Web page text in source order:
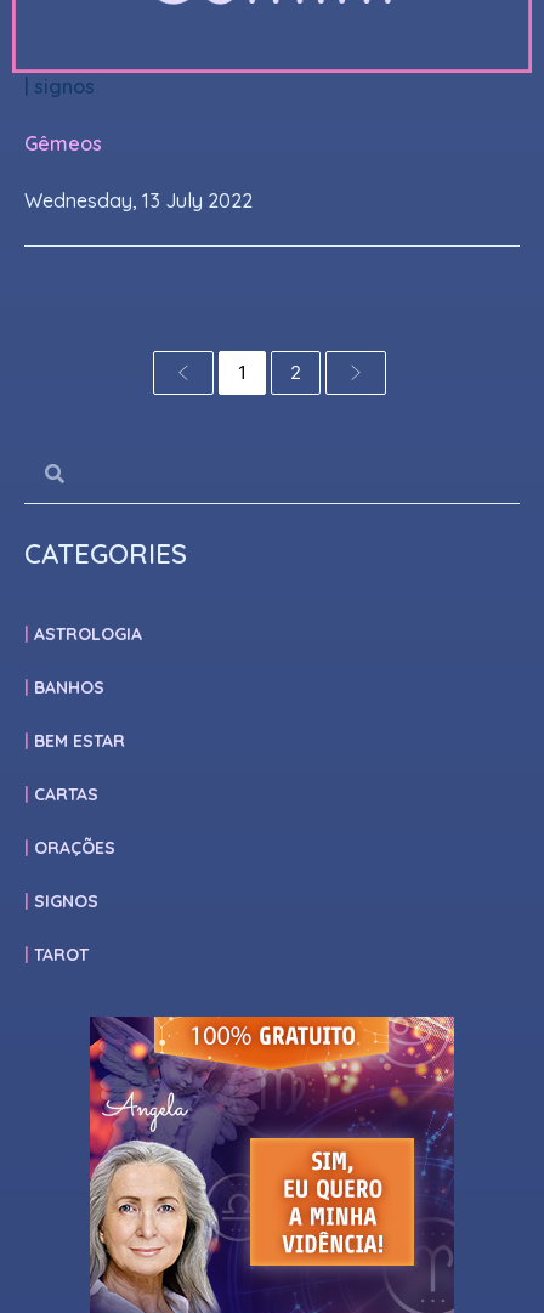
signos
Gêmeos
Wednesday, 13 July 2022
1 2
CATEGORIES
ASTROLOGIA
BANHOS
BEM ESTAR
CARTAS
ORAÇÕES
SIGNOS
TAROT